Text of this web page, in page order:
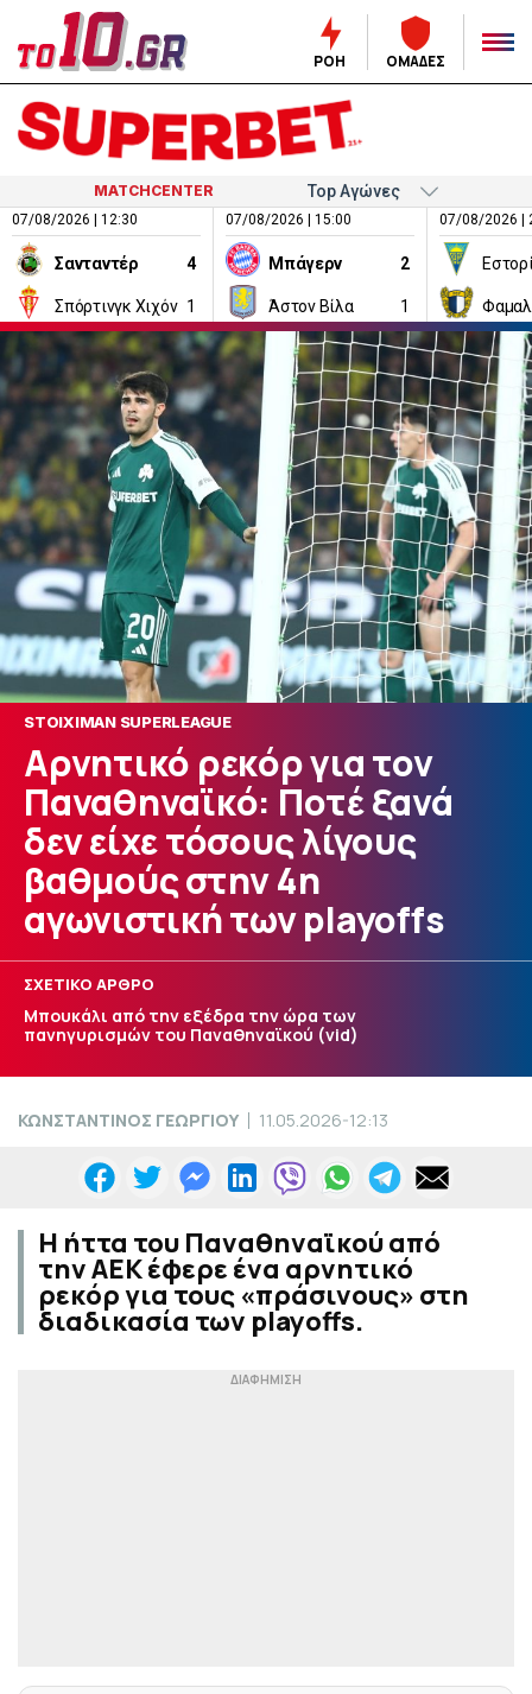
ΡΟΗ ΟΜΑΔΕΣ
MATCHCENTER
07/08/2026 | 12:30
Σανταντέρ 4
Σπόρτινγκ Χιχόν 1
07/08/2026 | 15:00
Μπάγερν 2
Άστον Βίλα 1
07/08/2026 |
STOIXIMAN SUPERLEAGUE
Αρνητικό ρεκόρ για τον
Παναθηναϊκό: Ποτέ ξανά
δεν είχε τόσους λίγους
βαθμούς στην 4η
αγωνιστική των playoffs
ΣΧΕΤΙΚΟ ΑΡΘΡΟ
Μπουκάλι από την εξέδρα την ώρα των
πανηγυρισμών του Παναθηναϊκού (vid)
ΚΩΝΣΤΑΝΤΙΝΟΣ ΓΕΩΡΓΙΟΥ 11.05.2026-12:13
Η ήττα του Παναθηναϊκού από
την ΑΕΚ έφερε ένα αρνητικό
ρεκόρ για τους «πράσινους» στη
διαδικασία των playoffs.